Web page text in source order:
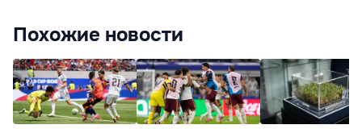
Похожие новости